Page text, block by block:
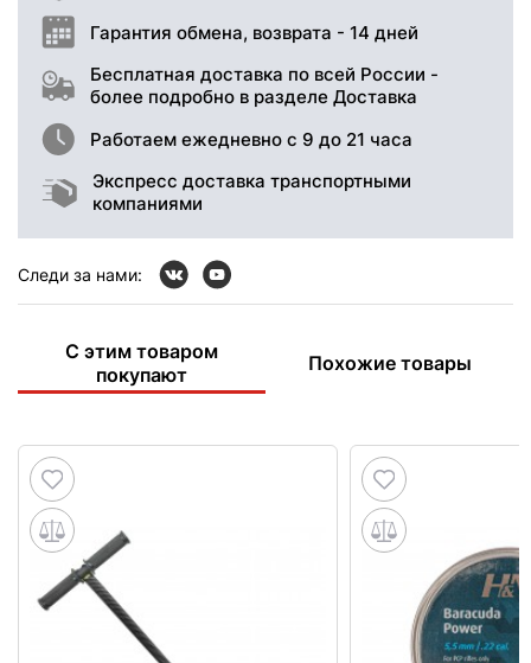
Гарантия обмена, возврата - 14 дней
Бесплатная доставка по всей России -
более подробно в разделе Доставка
Работаем ежедневно с 9 до 21 часа
Экспресс доставка транспортными
компаниями
Следи за нами:
С этим товаром
покупают
Похожие товары